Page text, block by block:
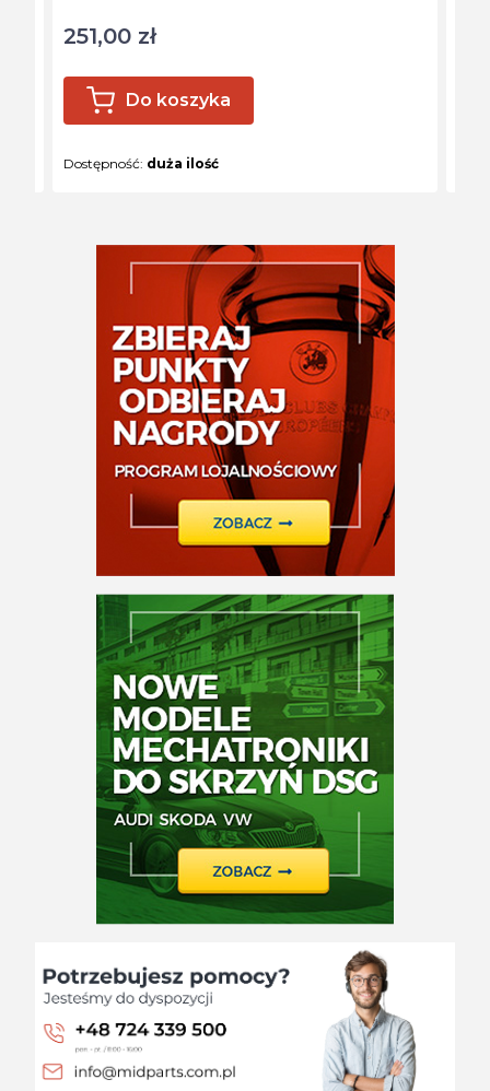
Cena
251,00 zł
Do koszyka
Dostępność: duża ilość